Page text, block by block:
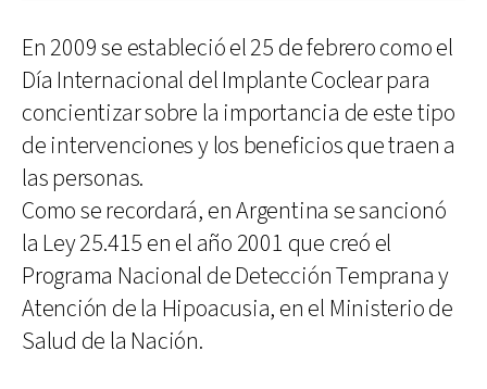
En 2009 se estableció el 25 de febrero como el
Día Internacional del Implante Coclear para
concientizar sobre la importancia de este tipo
de intervenciones y los beneficios que traen a
las personas.
Como se recordará, en Argentina se sancionó
la Ley 25.415 en el año 2001 que creó el
Programa Nacional de Detección Temprana y
Atención de la Hipoacusia, en el Ministerio de
Salud de la Nación.